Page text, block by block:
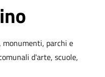
monumenti, parchi e
d'arte, scuole,